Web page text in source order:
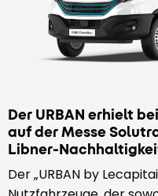
Der URBAN erhielt
auf der Messe
Libner-
Der „URBAN by